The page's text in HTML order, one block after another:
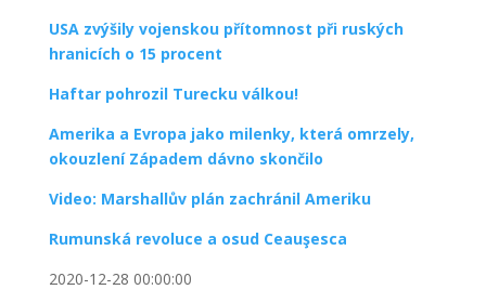
USA zvýšily vojenskou přítomnost při ruských
hranicích o 15 procent
Haftar pohrozil Turecku válkou!
Amerika a Evropa jako milenky, která omrzely,
okouzlení Západem dávno skončilo
Video: Marshallův plán zachránil Ameriku
Rumunská revoluce a osud Ceauşesca
2020-12-28 00:00:00